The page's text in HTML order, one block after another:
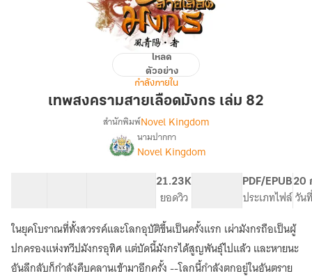
สงคราม
สาย
มังกร
โหลด
ตัวอย่าง
กำลังภายใน
เทพสงครามสายเลือดมังกร เล่ม 82
เรื่อง
เทพ
สงคราม
สาย
เลือด
มังกร
สำนักพิมพ์Novel Kingdom
นามปากกา
Novel Kingdom
21.23K
ยอดวิว
PDF/EPUB
ประเภทไฟล์
20
วัน
ในยุคโบราณที่ทั้งสวรรค์และโลกอุบัติขึ้นเป็นครั้งแรก เผ่ามังกรถือเป็นผู้
ปกครองแห่งทวีปมังกรอุทิศ แต่บัดนี้มังกรได้สูญพันธุ์ไปแล้ว และหายนะ
อันลึกลับก็กำลังคืบคลานเข้ามาอีกครั้ง --โลกนี้กำลังตกอยู่ในอันตราย